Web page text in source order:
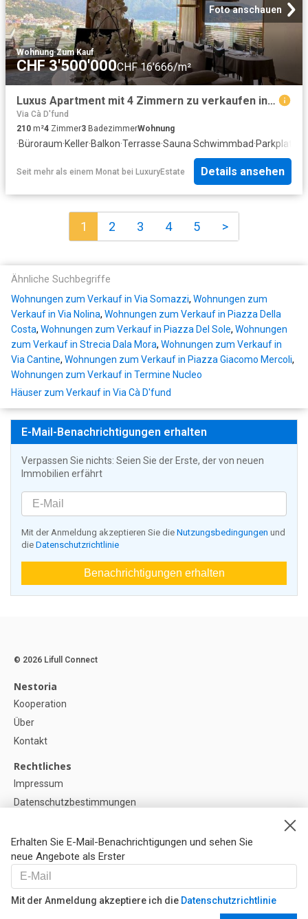
Foto anschauen
Wohnung·Zum Kauf
CHF 3'500'000CHF 16'666/m²
Luxus Apartment mit 4 Zimmern zu verkaufen in Lugano Centro, Lugano, Tessin
Via Cà D'fund
210 m²4 Zimmer3 BadezimmerWohnung
·Büroraum·Keller·Balkon·Terrasse·Sauna·Schwimmbad·Parkplatz
Seit mehr als einem Monat bei LuxuryEstate Details ansehen
1 2 3 4 5 >
Ähnliche Suchbegriffe
Wohnungen zum Verkauf in Via Somazzi, Wohnungen zum
Verkauf in Via Nolina, Wohnungen zum Verkauf in Piazza Della
Costa, Wohnungen zum Verkauf in Piazza Del Sole, Wohnungen
zum Verkauf in Strecia Dala Mora, Wohnungen zum Verkauf in
Via Cantine, Wohnungen zum Verkauf in Piazza Giacomo Mercoli,
Wohnungen zum Verkauf in Termine Nucleo
Häuser zum Verkauf in Via Cà D'fund
E-Mail-Benachrichtigungen erhalten
Verpassen Sie nichts: Seien Sie der Erste, der von neuen
Immobilien erfährt
Mit der Anmeldung akzeptieren Sie die Nutzungsbedingungen und
die Datenschutzrichtlinie
Benachrichtigungen erhalten
Erhalten Sie E-Mail-Benachrichtigungen und sehen Sie
neue Angebote als Erster
Mit der Anmeldung akzeptiere ich die Datenschutzrichtlinie
© 2026 Lifull Connect
Nestoria
Kooperation
Über
Kontakt
Rechtliches
Impressum
Datenschutzbestimmungen
Cookie-Einstellunge
Hilfe
FAQ
Unsere Partner